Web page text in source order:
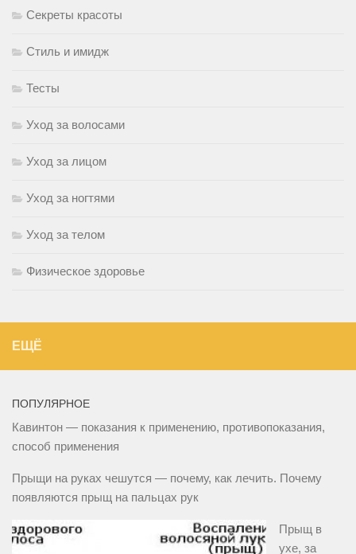
Секреты красоты
Стиль и имидж
Тесты
Уход за волосами
Уход за лицом
Уход за ногтями
Уход за телом
Физическое здоровье
ЕЩЁ
ПОПУЛЯРНОЕ
Кавинтон — показания к применению, противопоказания,
способ применения
Прыщи на руках чешутся — почему, как лечить. Почему
появляются прыщ на пальцах рук
Прыщ в
ухе, за